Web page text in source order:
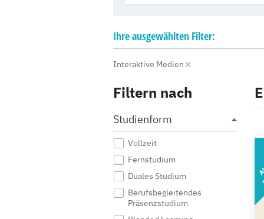
Ihreausgewählten Filter:
Interaktive Medien
Filtern nach
Studienform
Vollzeit
Fernstudium
Duales Studium
Berufsbegleitendes
Präsenzstudium